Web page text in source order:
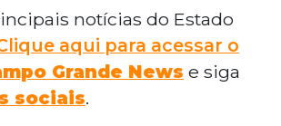
notícias do Estado
aqui para acessar o
Grande News e siga
sociais.